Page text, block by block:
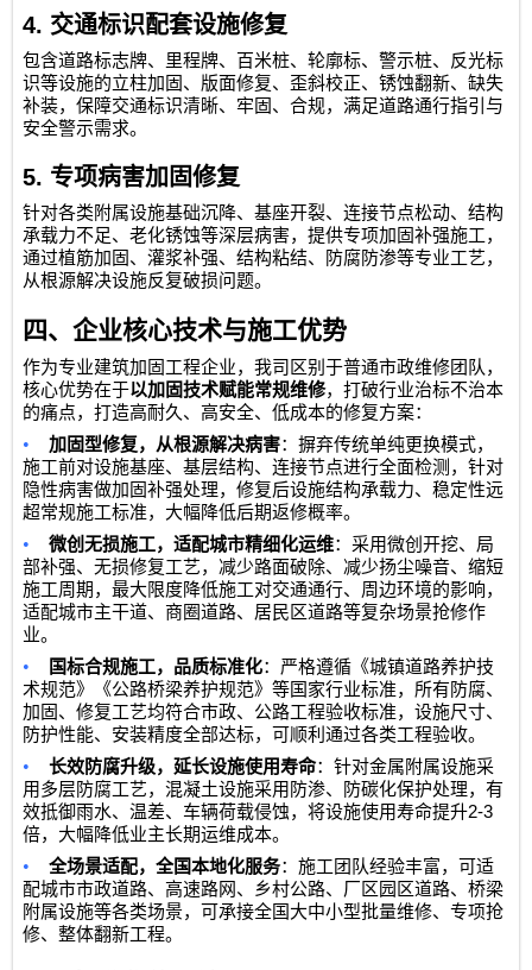
4.交通标识配套设施修复
包含道路标志牌、里程牌、百米桩、轮廓标、警示桩、反光标
识等设施的立柱加固、版面修复、歪斜校正、锈蚀翻新、缺失
补装，保障交通标识清晰、牢固、合规，满足道路通行指引与
安全警示需求。
5. 专项病害加固修复
针对各类附属设施基础沉降、基座开裂、连接节点松动、结构
承载力不足、老化锈蚀等深层病害，提供专项加固补强施工，
通过植筋加固、灌浆补强、结构粘结、防腐防渗等专业工艺，
从根源解决设施反复破损问题。
四、企业核心技术与施工优势
作为专业建筑加固工程企业，我司区别于普通市政维修团队，
核心优势在于以加固技术赋能常规维修，打破行业治标不治本
的痛点，打造高耐久、高安全、低成本的修复方案：
• 加固型修复，从根源解决病害：摒弃传统单纯更换模式，
施工前对设施基座、基层结构、连接节点进行全面检测，针对
隐性病害做加固补强处理，修复后设施结构承载力、稳定性远
超常规施工标准，大幅降低后期返修概率。
• 微创无损施工，适配城市精细化运维：采用微创开挖、局
部补强、无损修复工艺，减少路面破除、减少扬尘噪音、缩短
施工周期，最大限度降低施工对交通通行、周边环境的影响，
适配城市主干道、商圈道路、居民区道路等复杂场景抢修作
业。
• 国标合规施工，品质标准化：严格遵循《城镇道路养护技
术规范》《公路桥梁养护规范》等国家行业标准，所有防腐、
加固、修复工艺均符合市政、公路工程验收标准，设施尺寸、
防护性能、安装精度全部达标，可顺利通过各类工程验收。
• 长效防腐升级，延长设施使用寿命：针对金属附属设施采
用多层防腐工艺，混凝土设施采用防渗、防碳化保护处理，有
效抵御雨水、温差、车辆荷载侵蚀，将设施使用寿命提升2-3
倍，大幅降低业主长期运维成本。
• 全场景适配，全国本地化服务：施工团队经验丰富，可适
配城市市政道路、高速路网、乡村公路、厂区园区道路、桥梁
附属设施等各类场景，可承接全国大中小型批量维修、专项抢
修、整体翻新工程。